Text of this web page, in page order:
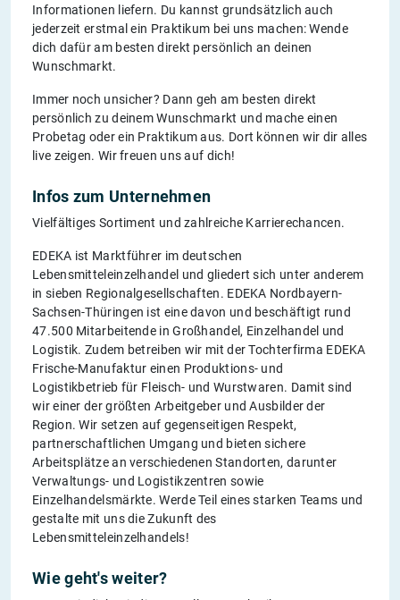
Informationen liefern. Du kannst grundsätzlich auch
jederzeit erstmal ein Praktikum bei uns machen: Wende
dich dafür am besten direkt persönlich an deinen
Wunschmarkt.
Immer noch unsicher? Dann geh am besten direkt
persönlich zu deinem Wunschmarkt und mache einen
Probetag oder ein Praktikum aus. Dort können wir dir alles
live zeigen. Wir freuen uns auf dich!
Infos zum Unternehmen
Vielfältiges Sortiment und zahlreiche Karrierechancen.
EDEKA ist Marktführer im deutschen
Lebensmitteleinzelhandel und gliedert sich unter anderem
in sieben Regionalgesellschaften. EDEKA Nordbayern-
Sachsen-Thüringen ist eine davon und beschäftigt rund
47.500 Mitarbeitende in Großhandel, Einzelhandel und
Logistik. Zudem betreiben wir mit der Tochterfirma EDEKA
Frische-Manufaktur einen Produktions- und
Logistikbetrieb für Fleisch- und Wurstwaren. Damit sind
wir einer der größten Arbeitgeber und Ausbilder der
Region. Wir setzen auf gegenseitigen Respekt,
partnerschaftlichen Umgang und bieten sichere
Arbeitsplätze an verschiedenen Standorten, darunter
Verwaltungs- und Logistikzentren sowie
Einzelhandelsmärkte. Werde Teil eines starken Teams und
gestalte mit uns die Zukunft des
Lebensmitteleinzelhandels!
Wie geht's weiter?